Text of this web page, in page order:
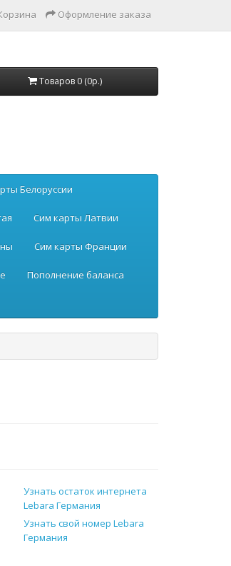
Оформление заказа
Товаров 0 (0р.)
Белоруссии
Сим карты Латвии
Сим карты Франции
Пополнение баланса
Узнать остаток интернета
Lebara Германия
Узнать свой номер Lebara
Германия